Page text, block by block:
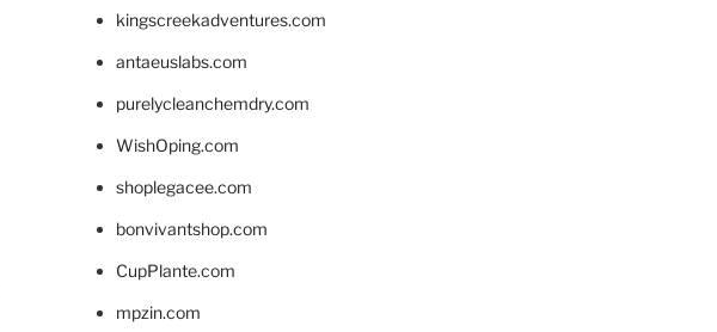
kingscreekadventures.com
antaeuslabs.com
purelycleanchemdry.com
WishOping.com
shoplegacee.com
bonvivantshop.com
CupPlante.com
mpzin.com